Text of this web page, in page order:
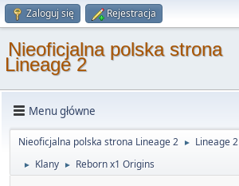
Zaloguj się Rejestracja
Nieoficjalna polska strona
Lineage 2
Menu główne
Nieoficjalna polska strona Lineage 2 ► Lineage 2
► Klany ► Reborn x1 Origins